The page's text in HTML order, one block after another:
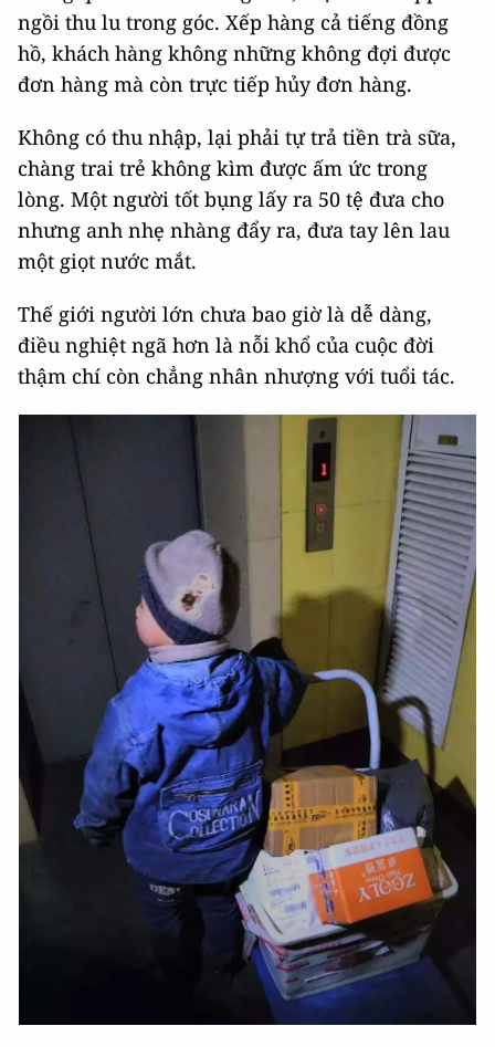
ngồi thu lu trong góc. Xếp hàng cả tiếng đồng
hồ, khách hàng không những không đợi được
đơn hàng mà còn trực tiếp hủy đơn hàng.
Không có thu nhập, lại phải tự trả tiền trà sữa,
chàng trai trẻ không kìm được ấm ức trong
lòng. Một người tốt bụng lấy ra 50 tệ đưa cho
nhưng anh nhẹ nhàng đẩy ra, đưa tay lên lau
một giọt nước mắt.
Thế giới người lớn chưa bao giờ là dễ dàng,
điều nghiệt ngã hơn là nỗi khổ của cuộc đời
thậm chí còn chẳng nhân nhượng với tuổi tác.